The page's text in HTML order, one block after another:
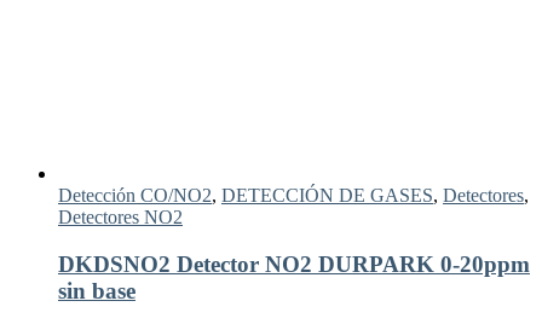
Detección CO/NO2, DETECCIÓN DE GASES, Detectores,
Detectores NO2
DKDSNO2 Detector NO2 DURPARK 0-20ppm
sin base